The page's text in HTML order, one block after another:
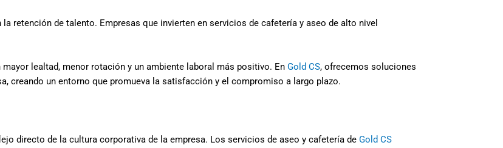
retención de talento. Empresas que invierten en servicios de cafetería y aseo de alto nivel
lealtad, menor rotación y un ambiente laboral más positivo. En Gold CS, ofrecemos soluciones
creando un entorno que promueva la satisfacción y el compromiso a largo plazo.
directo de la cultura corporativa de la empresa. Los servicios de aseo y cafetería de Gold CS